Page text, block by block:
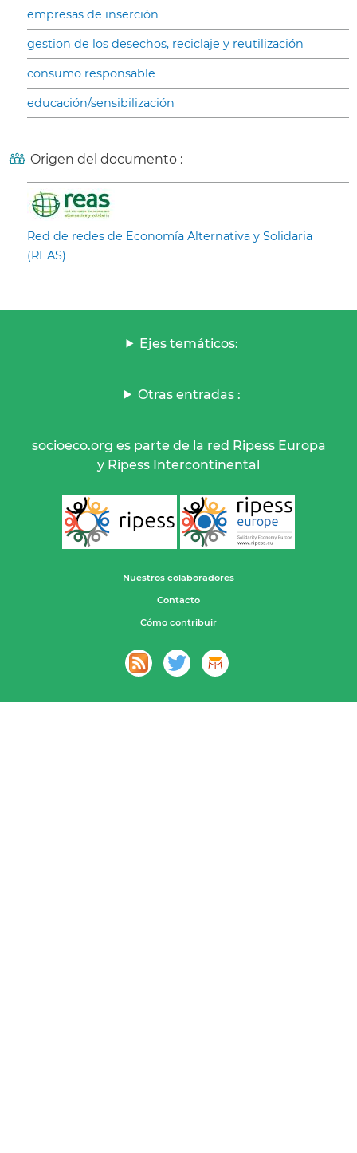
empresas de inserción
gestion de los desechos, reciclaje y reutilización
consumo responsable
educación/sensibilización
Origen del documento :
Red de redes de Economía Alternativa y Solidaria
(REAS)
Ejes temáticos:
Otras entradas :
socioeco.org es parte de la red Ripess Europa
y Ripess Intercontinental
Nuestros colaboradores
Contacto
Cómo contribuir